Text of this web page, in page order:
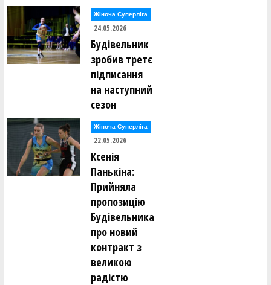
Жіноча Суперліга
24.05.2026
Будівельник
зробив третє
підписання
на наступний
сезон
Жіноча Суперліга
22.05.2026
Ксенія
Панькіна:
Прийняла
пропозицію
Будівельника
про новий
контракт з
великою
радістю